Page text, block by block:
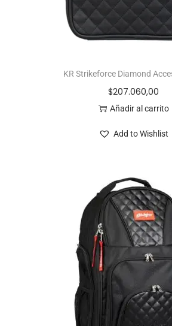
KR Strikeforce Diamond
$207.060,00
Añadir al carrito
Add to Wishlist